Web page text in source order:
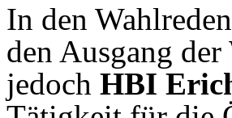
In den
den Ausgang
jedoch HBI